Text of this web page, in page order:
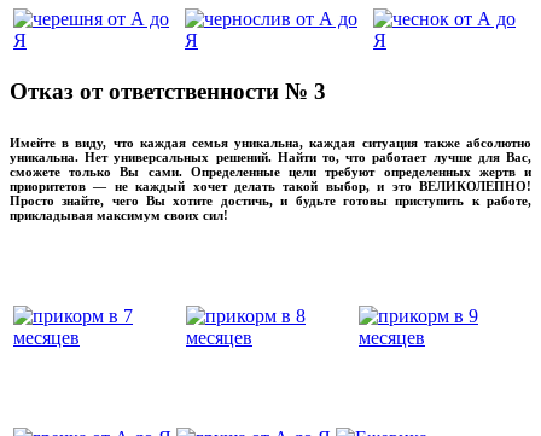
Отказ от ответственности № 3
Имейте в виду, что каждая семья уникальна, каждая ситуация также абсолютно
уникальна. Нет универсальных решений. Найти то, что работает лучше для Вас,
сможете только Вы сами. Определенные цели требуют определенных жертв и
приоритетов — не каждый хочет делать такой выбор, и это ВЕЛИКОЛЕПНО!
Просто знайте, чего Вы хотите достичь, и будьте готовы приступить к работе,
прикладывая максимум своих сил!